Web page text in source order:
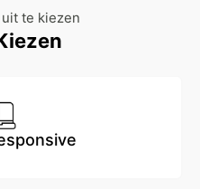
te kiezen